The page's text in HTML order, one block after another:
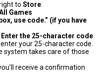
to Store.
Games
use code.” (if you have
Enter the 25-character code.
your 25-character code.
system takes care of those
receive a confirmation